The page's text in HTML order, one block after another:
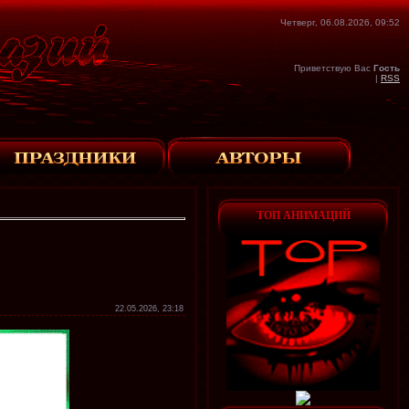
Четверг, 06.08.2026, 09:52
Приветствую Вас Гость
| RSS
22.05.2026, 23:18
ТОП АНИМАЦИЙ